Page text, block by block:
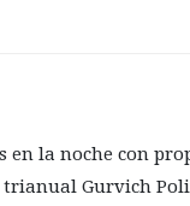
en la noche con
Gurvich